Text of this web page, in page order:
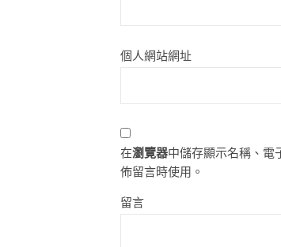
個人網站網址
在瀏覽器中儲存顯示名稱、電
佈留言時使用。
留言